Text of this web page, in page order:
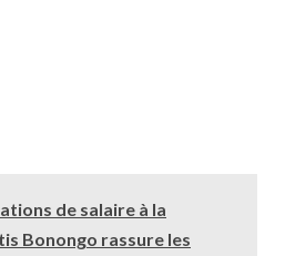
de salaire à la
Bonongo rassure les